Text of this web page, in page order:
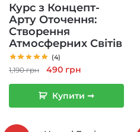
Курс з Концепт-
Арту Оточення:
Створення
Атмосферних Світів
(4)
1,190грн
Оригінальна
ціна:
1,190 грн.
490 грн
ціна:
490 грн.
Купити ➞